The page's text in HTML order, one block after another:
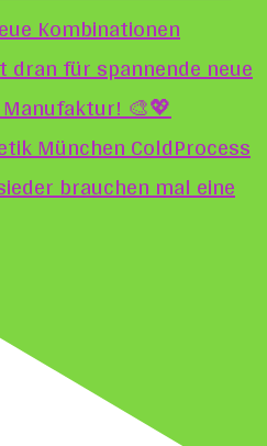
brauchen mal eine